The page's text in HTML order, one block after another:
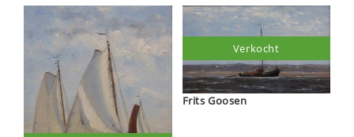
Frits Goosen
Verkocht